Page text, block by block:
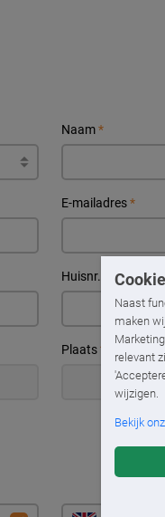
Naast
maken
relevant
wijzigen.
Bekijk
Naam*
E-mailadres*
Huisnr.
Plaats*